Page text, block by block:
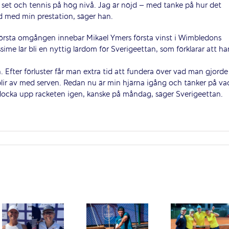
och tennis på hög nivå. Jag är nöjd – med tanke på hur det
min prestation, säger han.
omgången innebar Mikael Ymers första vinst i Wimbledons
lär bli en nyttig lärdom för Sverigeettan, som förklarar att
Efter förluster får man extra tid att fundera över vad man gjorde
av med serven. Redan nu är min hjärna igång och tänker på
upp racketen igen, kanske på måndag, säger Sverigeettan.